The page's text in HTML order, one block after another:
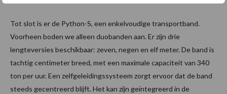
Tot slot is er de Python-S, een enkelvoudige transportband.
Voorheen boden we alleen duobanden aan. Er zijn drie
lengteversies beschikbaar: zeven, negen en elf meter. De band is
tachtig centimeter breed, met een maximale capaciteit van 340
ton per uur. Een zelfgeleidingssysteem zorgt ervoor dat de band
steeds gecentreerd blijft. Het kan zijn geïntegreerd in de